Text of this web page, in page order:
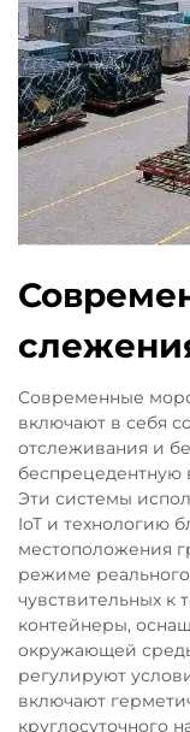
Современные
включают в себя
отслеживания и
беспрецедентную
Эти системы
IoT и технологию
местоположения
режиме
чувствительных к
контейнеры,
окружающей
регулируют
включают
круглосуточного